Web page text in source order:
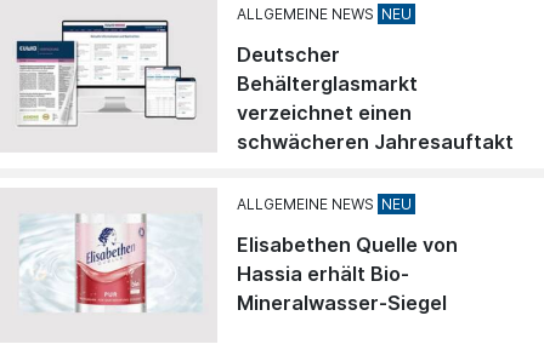
ALLGEMEINE NEWS
Deutscher
Behälterglasmarkt
verzeichnet einen
schwächeren Jahresauftakt
ALLGEMEINE NEWS
Elisabethen Quelle von
Hassia erhält Bio-
Mineralwasser-Siegel